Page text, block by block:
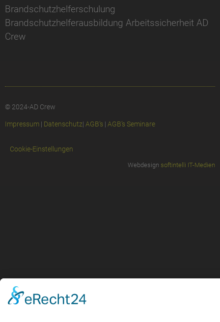
Brandschutzhelferschulung
Brandschutzhelferausbildung Arbeitssicherheit AD
Crew
© 2024-AD Crew
Impressum | Datenschutz| AGB’s | AGB’s Seminare
Cookie-Einstellungen
Webdesign softintelli IT-Medien